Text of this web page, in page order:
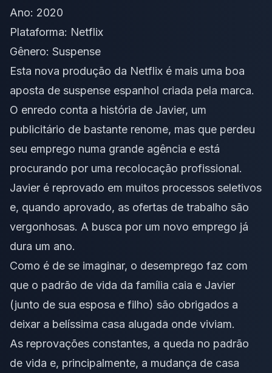
Ano: 2020
Plataforma: Netflix
Gênero: Suspense
Esta nova produção da Netflix é mais uma boa
aposta de suspense espanhol criada pela marca.
O enredo conta a história de Javier, um
publicitário de bastante renome, mas que perdeu
seu emprego numa grande agência e está
procurando por uma recolocação profissional.
Javier é reprovado em muitos processos seletivos
e, quando aprovado, as ofertas de trabalho são
vergonhosas. A busca por um novo emprego já
dura um ano.
Como é de se imaginar, o desemprego faz com
que o padrão de vida da família caia e Javier
(junto de sua esposa e filho) são obrigados a
deixar a belíssima casa alugada onde viviam.
As reprovações constantes, a queda no padrão
de vida e, principalmente, a mudança de casa